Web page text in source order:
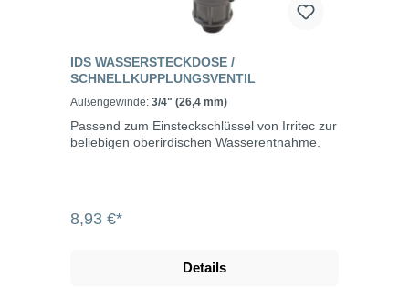
IDS WASSERSTECKDOSE /
SCHNELLKUPPLUNGSVENTIL
Außengewinde: 3/4" (26,4 mm)
Passend zum Einsteckschlüssel von Irritec zur
beliebigen oberirdischen Wasserentnahme.
8,93 €*
Details